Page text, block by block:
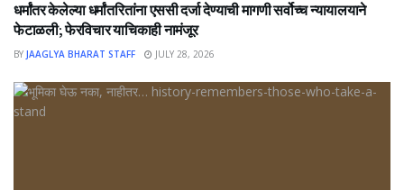
धर्मांतर केलेल्या धर्मांतरितांना एससी दर्जा देण्याची मागणी सर्वोच्च न्यायालयाने
फेटाळली; फेरविचार याचिकाही नामंजूर
BY JAAGLYA BHARAT STAFF JULY 28, 2026